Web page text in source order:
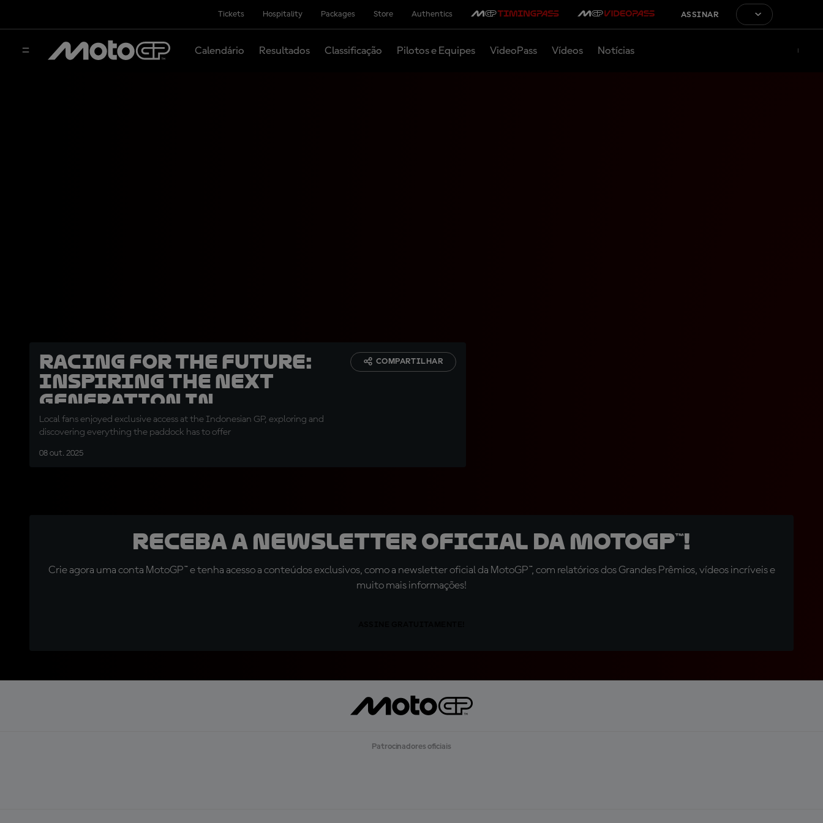
Tickets Hospitality Packages Store Authentics ASSINAR
Calendário Resultados Classificação Pilotos e Equipes VideoPass Vídeos Notícias
Racing for the Future:
inspiring the next
generation in
Indonesia
Local fans enjoyed exclusive access at the Indonesian GP, exploring and
discovering everything the paddock has to offer
08 out. 2025
COMPARTILHAR
Receba a newsletter oficial da MotoGP™!
Crie agora uma conta MotoGP™ e tenha acesso a conteúdos exclusivos, como a newsletter oficial da MotoGP™, com relatórios dos Grandes Prêmios, vídeos incríveis e
muito mais informações!
Patrocinadores oficiais